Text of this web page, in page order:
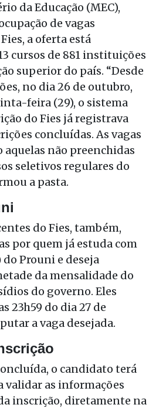
da Educação (MEC),
de vagas
a oferta está
cursos de 881 instituições
superior do país. “Desde
no dia 26 de outubro,
feira (29), o sistema
do Fies já registrava
concluídas. As vagas
aquelas não preenchidas
seletivos regulares do
a pasta.
do Fies, também,
por quem já estuda com
Prouni e deseja
da mensalidade do
do governo. Eles
23h59 do dia 27 de
a vaga desejada.
o candidato terá
validar as informações
inscrição, diretamente na